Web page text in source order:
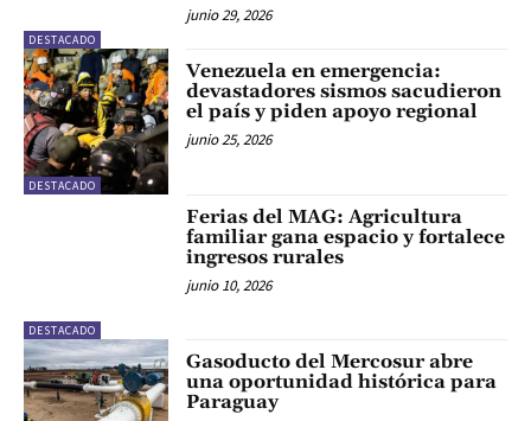
DESTACADO
junio 29, 2026
DESTACADO
Venezuela en emergencia:
devastadores sismos sacudieron
el país y piden apoyo regional
junio 25, 2026
DESTACADO
Ferias del MAG: Agricultura
familiar gana espacio y fortalece
ingresos rurales
junio 10, 2026
Gasoducto del Mercosur abre
una oportunidad histórica para
Paraguay